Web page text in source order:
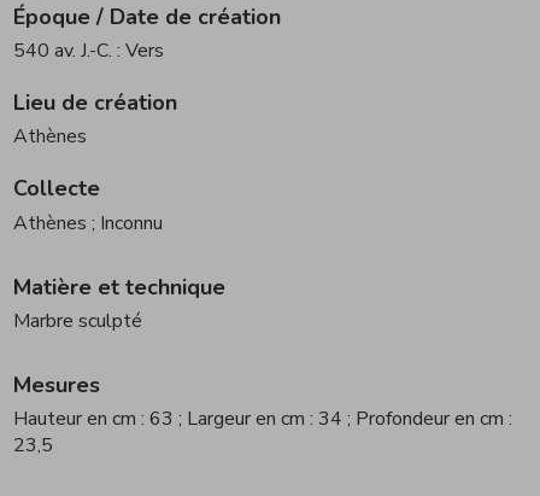
Époque / Date de création
540 av. J.-C. : Vers
Lieu de création
Athènes
Collecte
Athènes; Inconnu
Matière et technique
Marbre sculpté
Mesures
Hauteur en cm : 63; Largeur en cm : 34; Profondeur en cm :
23,5